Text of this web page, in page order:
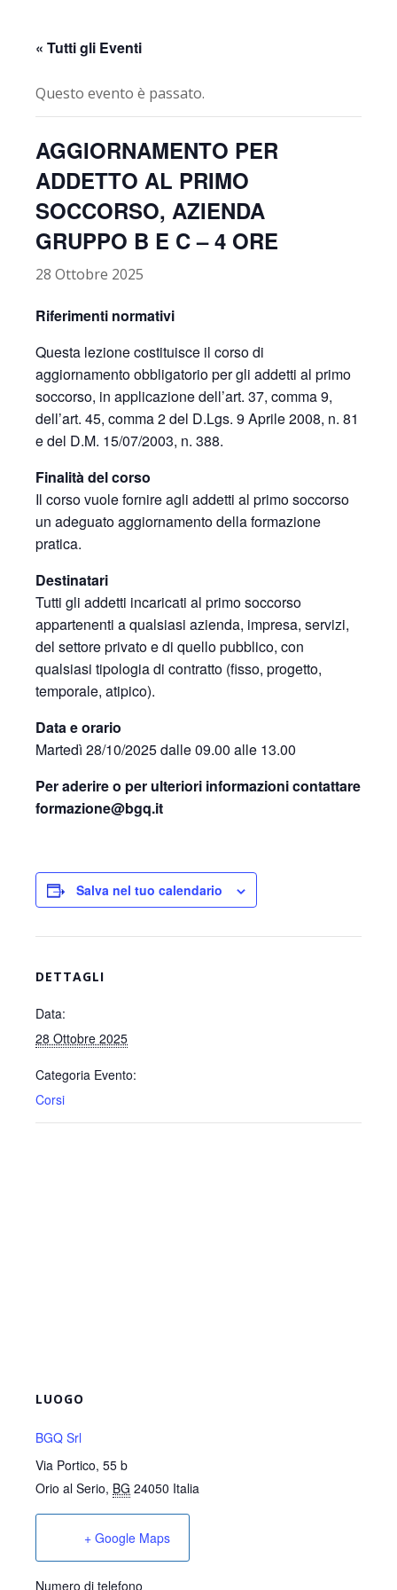
« Tutti gli Eventi
Questo evento è passato.
AGGIORNAMENTO PER
ADDETTO AL PRIMO
SOCCORSO, AZIENDA
GRUPPO B E C – 4 ORE
28 Ottobre 2025
Riferimenti normativi
Questa lezione costituisce il corso di
aggiornamento obbligatorio per gli addetti al primo
soccorso, in applicazione dell’art. 37, comma 9,
dell’art. 45, comma 2 del D.Lgs. 9 Aprile 2008, n. 81
e del D.M. 15/07/2003, n. 388.
Finalità del corso
Il corso vuole fornire agli addetti al primo soccorso
un adeguato aggiornamento della formazione
pratica.
Destinatari
Tutti gli addetti incaricati al primo soccorso
appartenenti a qualsiasi azienda, impresa, servizi,
del settore privato e di quello pubblico, con
qualsiasi tipologia di contratto (fisso, progetto,
temporale, atipico).
Data e orario
Martedì 28/10/2025 dalle 09.00 alle 13.00
Per aderire o per ulteriori informazioni contattare
formazione@bgq.it
Salva nel tuo calendario
DETTAGLI
Data:
28 Ottobre 2025
Categoria Evento:
Corsi
LUOGO
BGQ Srl
Via Portico, 55 b
Orio al Serio, BG 24050 Italia
+ Google Maps
Numero di telefono